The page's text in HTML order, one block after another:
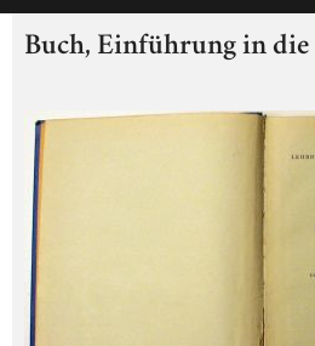
Buch, Einführung in